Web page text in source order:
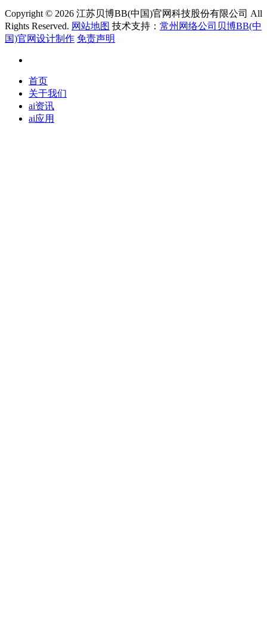
Copyright © 2026 江苏贝博BB(中国)官网科技股份有限公司 All
Rights Reserved. 网站地图 技术支持： 常州网络公司贝博BB(中
国)官网设计制作 免责声明
首页
关于我们
ai资讯
ai应用